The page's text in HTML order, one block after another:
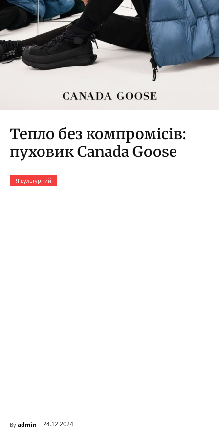
Тепло без компромісів:
пуховик Canada Goose
Я культурний
By admin 24.12.2024